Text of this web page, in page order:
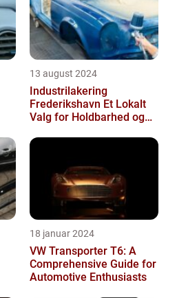
13 august 2024
Industrilakering
Frederikshavn Et Lokalt
Valg for Holdbarhed og
18 januar 2024
VW Transporter T6: A
Comprehensive Guide for
Automotive Enthusiasts